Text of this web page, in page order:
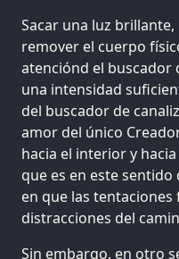
Sacar una luz
remover el cuerpo
atenciónd el buscador
una intensidad
del buscador de
amor del único
hacia el interior y
que es en este
en que las
distracciones del
Sin embargo, en otro